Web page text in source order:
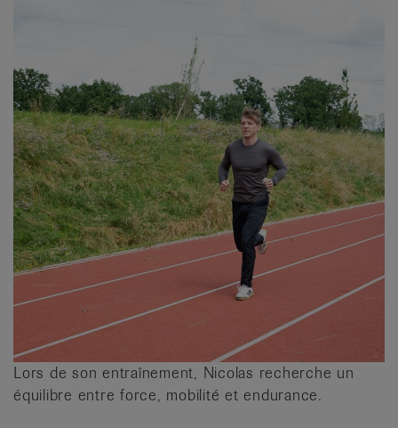
Lors de son entraînement, Nicolas recherche un
équilibre entre force, mobilité et endurance.